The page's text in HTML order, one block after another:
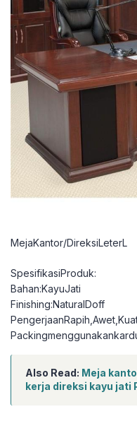
MejaKantor/DireksiLeterL
SpesifikasiProduk:
Bahan:KayuJati
Finishing:NaturalDoff
Also Read: Meja
kerja direksi kayu jati